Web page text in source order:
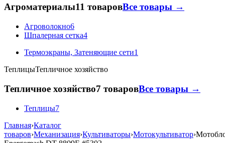
Агроматериалы11 товаровВсе товары →
Агроволокно6
Шпалерная сетка4
Термоэкраны, Затеняющие сети1
ТеплицыТепличное хозяйство
Тепличное хозяйство7 товаровВсе товары →
Теплицы7
Главная›Каталог
товаров›Механизация›Культиваторы›Мотокультиватор›